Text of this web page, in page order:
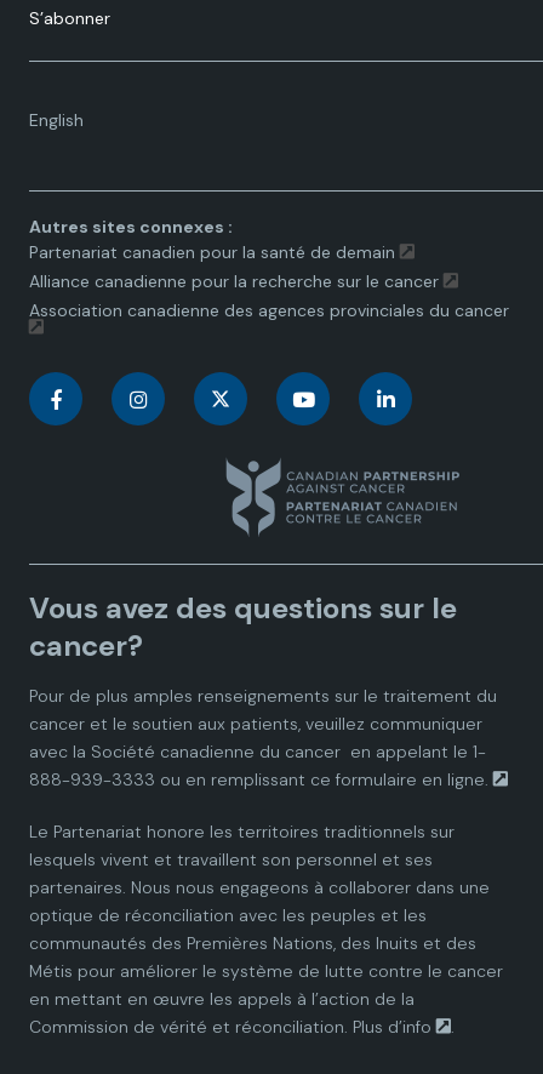
S’abonner
English
Language
Autres sites connexes :
Partenariat canadien pour la santé de demain
Alliance canadienne pour la recherche sur le cancer
Association canadienne des agences provinciales du cancer
C
a
d
a
n
P
a
r
t
C
a
d
a
n
P
a
r
t
n
a
d
a
n
P
a
r
t
C
n
a
d
a
n
P
a
r
t
C
n
a
d
a
n
P
a
r
t
Vous avez des questions sur le
cancer?
Pour de plus amples renseignements sur le traitement du
cancer et le soutien aux patients, veuillez communiquer
avec la Société canadienne du cancer en appelant le 1-
888-939-3333 ou en remplissant ce formulaire en ligne.
Le Partenariat honore les territoires traditionnels sur
lesquels vivent et travaillent son personnel et ses
partenaires. Nous nous engageons à collaborer dans une
optique de réconciliation avec les peuples et les
communautés des Premières Nations, des Inuits et des
Métis pour améliorer le système de lutte contre le cancer
en mettant en œuvre les appels à l’action de la
Commission de vérité et réconciliation. Plus d’info .